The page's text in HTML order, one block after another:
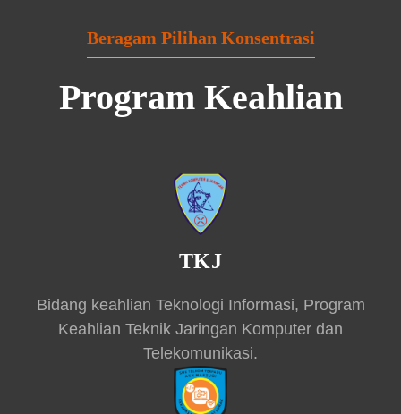
Beragam Pilihan Konsentrasi
Program Keahlian
TKJ
Bidang keahlian Teknologi Informasi, Program
Keahlian Teknik Jaringan Komputer dan
Telekomunikasi.